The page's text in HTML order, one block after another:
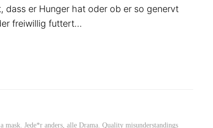
er Hunger hat oder ob er so genervt
freiwillig futtert…
mask. Jede*r anders, alle Drama. Quality misunderstandings